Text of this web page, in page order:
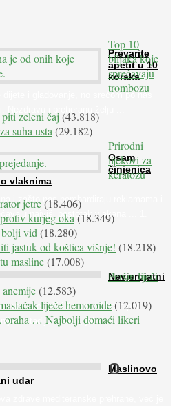
Prevarite
apetit u 10
koraka
dijete i gladovanje, no srećom po nas
Nezdravu i pretjeranu želju ...
Osam
činjenica
vlaknima
i zašto nas bombardiraju reklamama i
najviši postotak vlakana ... 1.
Nevjerojatni
uz srce, oči i živce, od kojih pati
stadiju bolesti, jabuke ...
Maslinovo
udar
zdrave mediteranske prehrane, već je
Top 10
biljaka koje
sprečavaju
trombozu
zeleni čaj(43.818)
suha usta(29.182)
Prirodni
lijekovi za
keratozu
jetre(18.406)
kurjeg oka(18.349)
bolji vid(18.280)
jastuk od koštica višnje! (18.218)
masline(17.008)
Peršin liječi
(12.583)
liječe hemoroide(12.019)
oraha … Najbolji domaći likeri
O